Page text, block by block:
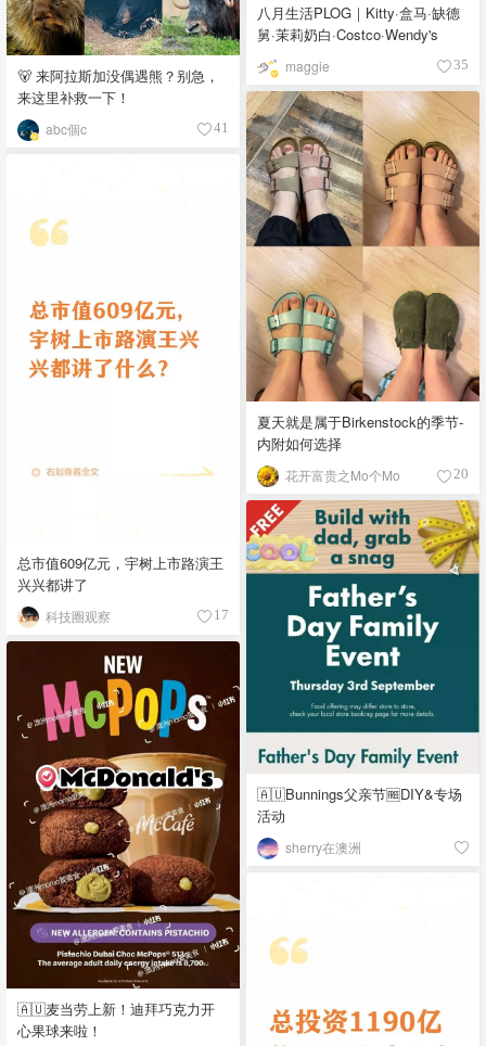
八月生活PLOG｜Kitty·盒马·缺德
舅·茉莉奶白·Costco·Wendy's
maggie 35
🐻 来阿拉斯加没偶遇熊？别急，
来这里补救一下！
abc個c 41
夏天就是属于Birkenstock的季节-
内附如何选择
花开富贵之Mo个Mo 20
总市值609亿元，宇树上市路演王
兴兴都讲了
科技圈观察 17
🇦🇺Bunnings父亲节🆓DIY&专场
活动
sherry在澳洲
🇦🇺麦当劳上新！迪拜巧克力开
心果球来啦！